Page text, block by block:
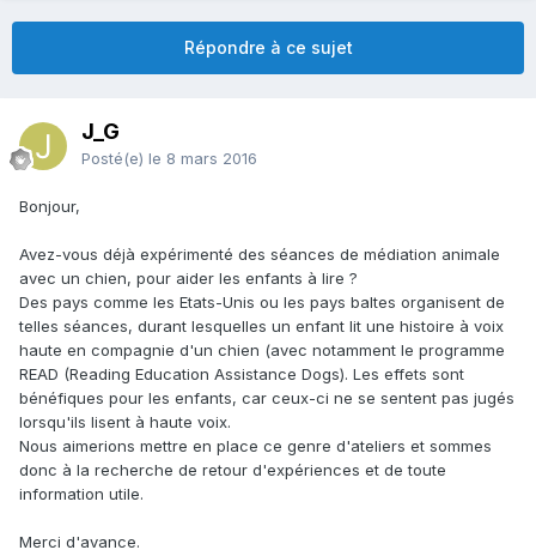
Répondre à ce sujet
J_G
Posté(e) le 8 mars 2016
Bonjour,
Avez-vous déjà expérimenté des séances de médiation animale
avec un chien, pour aider les enfants à lire ?
Des pays comme les Etats-Unis ou les pays baltes organisent de
telles séances, durant lesquelles un enfant lit une histoire à voix
haute en compagnie d'un chien (avec notamment le programme
READ (Reading Education Assistance Dogs). Les effets sont
bénéfiques pour les enfants, car ceux-ci ne se sentent pas jugés
lorsqu'ils lisent à haute voix.
Nous aimerions mettre en place ce genre d'ateliers et sommes
donc à la recherche de retour d'expériences et de toute
information utile.
Merci d'avance.